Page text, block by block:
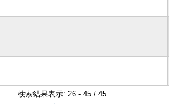
検索結果表示: 26 - 45 / 45